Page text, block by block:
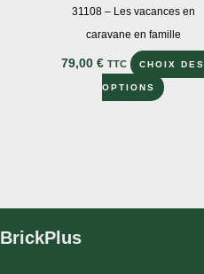
produit
31108 – Les vacances en
caravane en famille
79,00€ TTC CHOIX DES
OPTIONS
Ce
BrickPlus